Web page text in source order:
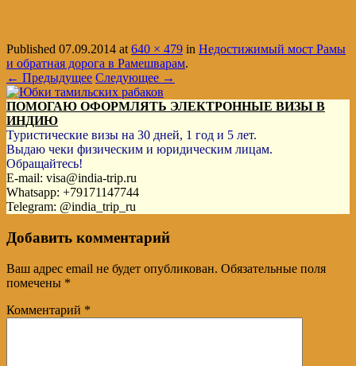
Published 07.09.2014 at640 × 479 in Недостижимый мост Рамы
и обратная дорога в Рамешварам.
← Предыдущее Следующее →
ПОМОГАЮ ОФОРМЛЯТЬ ЭЛЕКТРОННЫЕ ВИЗЫ В
ИНДИЮ
Туристические визы на 30 дней, 1 год и 5 лет.
Выдаю чеки физическим и юридическим лицам.
Обращайтесь!
E-mail: visa@india-trip.ru
Whatsapp: +79171147744
Telegram: @india_trip_ru
Добавить комментарий
Ваш адрес email не будет опубликован. Обязательные поля
помечены *
Комментарий *